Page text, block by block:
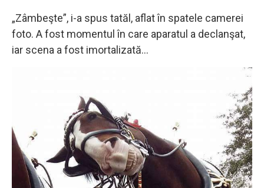
„Zâmbeşte”, i-a spus tatăl, aflat în spatele camerei
foto. A fost momentul în care aparatul a declanşat,
iar scena a fost imortalizată…